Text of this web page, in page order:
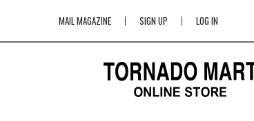
MAIL MAGAZINE SIGN UP LOG IN